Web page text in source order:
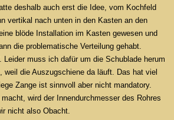
deshalb auch erst die Idee, vom Kochfeld
vertikal nach unten in den Kasten an den
blöde Installation im Kasten gewesen und
die problematische Verteilung gehabt.
Leider muss ich dafür um die Schublade herum
weil die Auszugschiene da läuft. Das hat viel
Zange ist sinnvoll aber nicht mandatory.
wird der Innendurchmesser des Rohres
nicht also Obacht.